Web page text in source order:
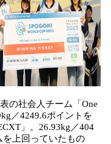
の社会人チーム「One
／4249.6ポイントを
」。26.93kg／404
を上回っていたもの